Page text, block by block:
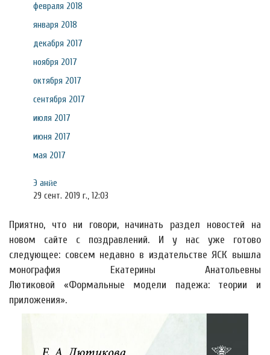
февраля 2018
января 2018
декабря 2017
ноября 2017
октября 2017
сентября 2017
июля 2017
июня 2017
мая 2017
Э анӥе
29 сент. 2019 г., 12:03
Приятно, что ни говори, начинать раздел новостей на
новом сайте с поздравлений. И у нас уже готово
следующее: совсем недавно в издательстве ЯСК вышла
монография Екатерины Анатольевны
Лютиковой «Формальные модели падежа: теории и
приложения».